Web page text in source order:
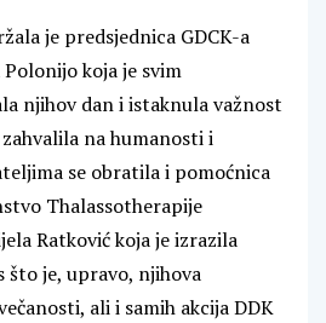
je predsjednica GDCK-a
koja je svim
njihov dan i istaknula važnost
na humanosti i
se obratila i pomoćnica
Thalassotherapije
Ratković koja je izrazila
što je, upravo, njihova
ali i samih akcija DDK